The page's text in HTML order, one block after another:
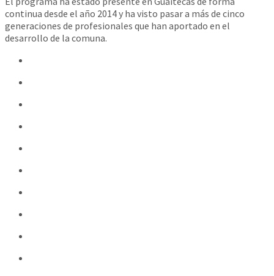
continua desde el año 2014 y ha visto pasar a más de cinco
generaciones de profesionales que han aportado en el
desarrollo de la comuna.